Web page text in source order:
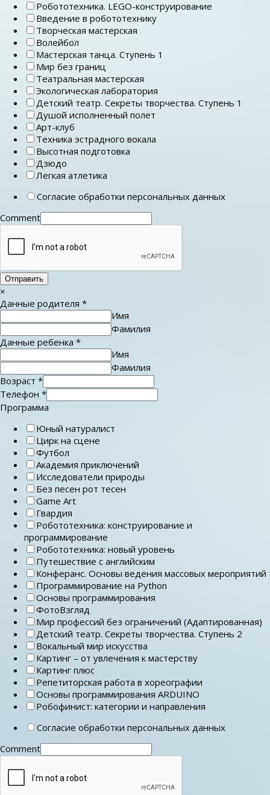
Робототехника. LEGO-конструирование
Введение в робототехнику
Творческая мастерская
Волейбол
Мастерская танца. Ступень 1
Мир без границ
Театральная мастерская
Экологическая лаборатория
Детский театр. Секреты творчества. Ступень 1
Душой исполненный полет
Арт-клуб
Техника эстрадного вокала
Высотная подготовка
Дзюдо
Легкая атлетика
Согласие обработки персональных данных
Comment
Отправить
×
Данные родителя *
Имя
Фамилия
Данные ребенка *
Имя
Фамилия
Возраст *
Телефон *
Программа
Юный натуралист
Цирк на сцене
Футбол
Академия приключений
Исследователи природы
Без песен рот тесен
Game Art
Гвардия
Робототехника: конструирование и
программирование
Робототехника: новый уровень
Путешествие с английским
Конферанс. Основы ведения массовых мероприятий
Программирование на Python
Основы программирования
ФотоВзгляд
Мир профессий без ограничений (Адаптированная)
Детский театр. Секреты творчества. Ступень 2
Вокальный мир искусства
Картинг – от увлечения к мастерству
Картинг плюс
Репетиторская работа в хореографии
Основы программирования ARDUINO
Робофинист: категории и направления
Согласие обработки персональных данных
Comment